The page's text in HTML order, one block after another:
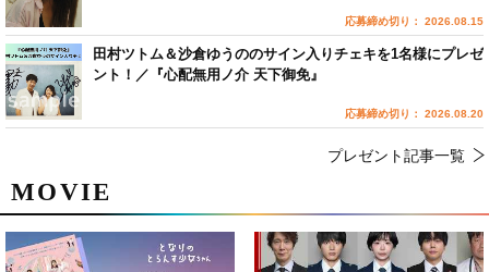
MOVIE
応募締め切り： 2026.08.15
田村ツトム＆沙倉ゆうののサイン入りチェキを1名様にプレゼ
ント！／『心配無用ノ介 天下御免』
応募締め切り： 2026.08.20
プレゼント記事一覧